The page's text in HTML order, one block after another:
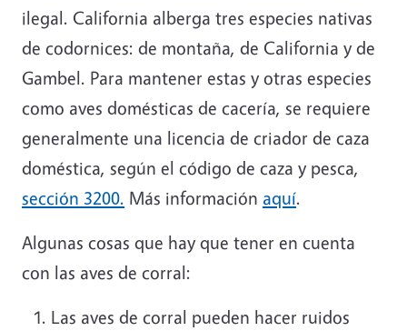
ilegal. California alberga tres especies nativas
de codornices: de montaña, de California y de
Gambel. Para mantener estas y otras especies
como aves domésticas de cacería, se requiere
generalmente una licencia de criador de caza
doméstica, según el código de caza y pesca,
sección 3200. Más información aquí.
Algunas cosas que hay que tener en cuenta
con las aves de corral:
Las aves de corral pueden hacer ruidos